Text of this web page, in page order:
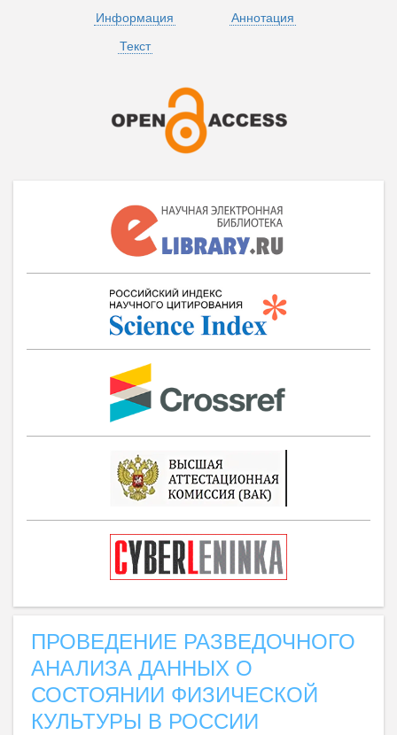
Информация
Аннотация
Текст
ПРОВЕДЕНИЕ РАЗВЕДОЧНОГО
АНАЛИЗА ДАННЫХ О
СОСТОЯНИИ ФИЗИЧЕСКОЙ
КУЛЬТУРЫ В РОССИИ